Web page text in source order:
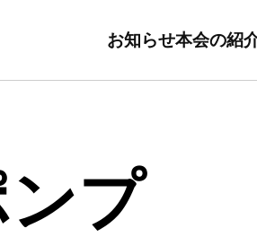
お知らせ本会の紹
プ